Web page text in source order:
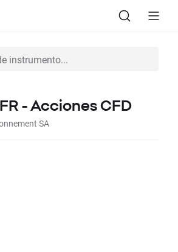
- Acciones CFD
SA